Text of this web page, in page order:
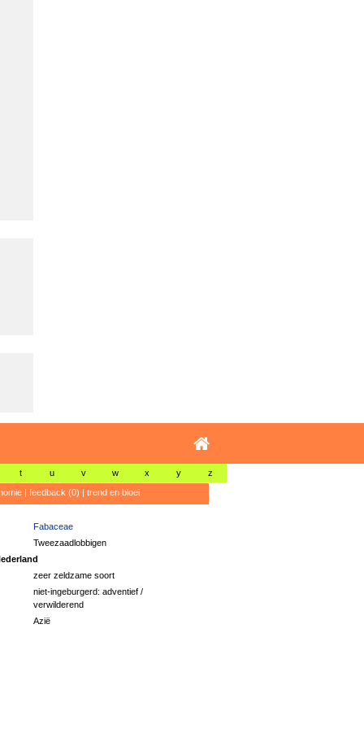
t u v w x y z
| feedback (0) | trend en bloei
Fabaceae
Tweezaadlobbigen
zeer zeldzame soort
niet-ingeburgerd: adventief /
verwilderend
Azië